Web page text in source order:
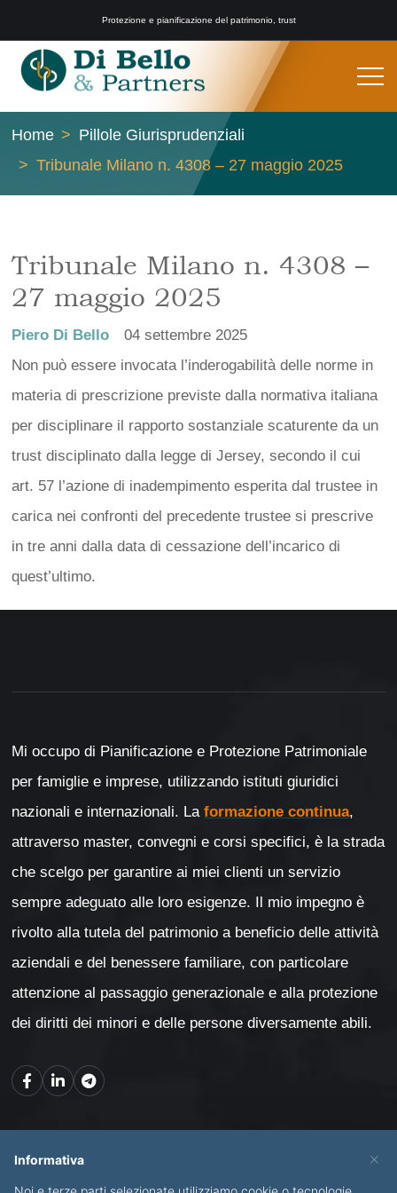
Protezione e pianificazione del patrimonio, trust
Home
Pillole Giurisprudenziali
Tribunale Milano n. 4308 – 27 maggio 2025
Tribunale Milano n. 4308 –
27 maggio 2025
Piero Di Bello
04 settembre 2025
Non può essere invocata l’inderogabilità delle norme in
materia di prescrizione previste dalla normativa italiana
per disciplinare il rapporto sostanziale scaturente da un
trust disciplinato dalla legge di Jersey, secondo il cui
art. 57 l’azione di inadempimento esperita dal trustee in
carica nei confronti del precedente trustee si prescrive
in tre anni dalla data di cessazione dell’incarico di
quest’ultimo.
Mi occupo di Pianificazione e Protezione Patrimoniale
per famiglie e imprese, utilizzando istituti giuridici
nazionali e internazionali. La formazione continua,
attraverso master, convegni e corsi specifici, è la strada
che scelgo per garantire ai miei clienti un servizio
sempre adeguato alle loro esigenze. Il mio impegno è
rivolto alla tutela del patrimonio a beneficio delle attività
aziendali e del benessere familiare, con particolare
attenzione al passaggio generazionale e alla protezione
dei diritti dei minori e delle persone diversamente abili.
×
Informativa